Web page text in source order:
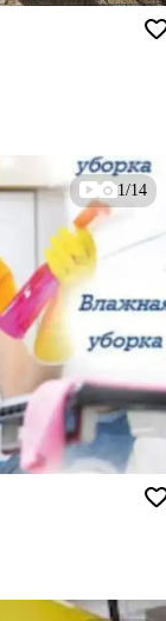
1/14